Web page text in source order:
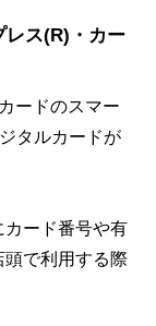
レス(R)・カー
ードのスマー
タルカードが
ード番号や有
で利用する際